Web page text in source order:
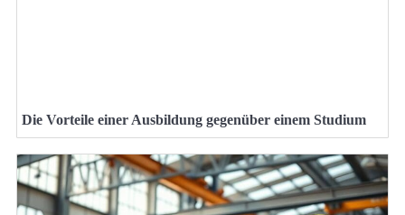
Die Vorteile einer Ausbildung gegenüber einem Studium